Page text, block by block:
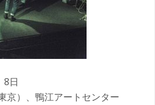
8日
京）、鴨江アートセンター